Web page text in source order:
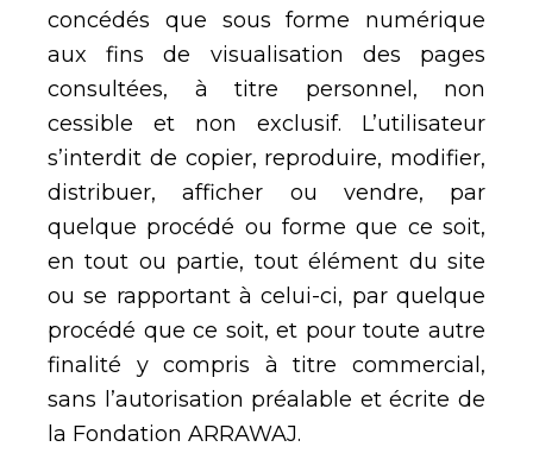
concédés que sous forme numérique
aux fins de visualisation des pages
consultées, à titre personnel, non
cessible et non exclusif. L’utilisateur
s’interdit de copier, reproduire, modifier,
distribuer, afficher ou vendre, par
quelque procédé ou forme que ce soit,
en tout ou partie, tout élément du site
ou se rapportant à celui-ci, par quelque
procédé que ce soit, et pour toute autre
finalité y compris à titre commercial,
sans l’autorisation préalable et écrite de
la Fondation ARRAWAJ.